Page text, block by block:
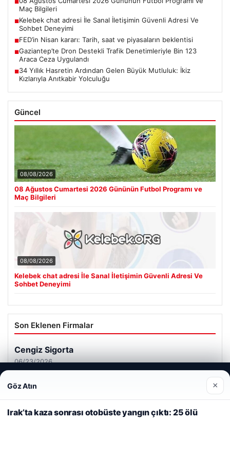
■
Maç Bilgileri
■Kelebek chat adresi İle Sanal İletişimin Güvenli Adresi Ve
Sohbet Deneyimi
■FED’in Nisan kararı: Tarih, saat ve piyasaların beklentisi
■Gaziantep’te Dron Destekli Trafik Denetimleriyle Bin 123
Araca Ceza Uygulandı
■34 Yıllık Hasretin Ardından Gelen Büyük Mutluluk: İkiz
Kızlarıyla Anıtkabir Yolculuğu
Güncel
08/08/2026
08 Ağustos Cumartesi 2026 Gününün Futbol Programı ve
Maç Bilgileri
08/08/2026
Kelebek chat adresi İle Sanal İletişimin Güvenli Adresi Ve
Sohbet Deneyimi
Son Eklenen Firmalar
Cengiz Sigorta
06/23/2026
deneyiminizi kişiselleştirmek ve geliştirmek amacıyla çerezler
kullanıyoruz.Çerez Politikamız
Reddet Kabul Et
Göz Atın ×
Irak’ta kaza sonrası otobüste yangın çıktı: 25 ölü